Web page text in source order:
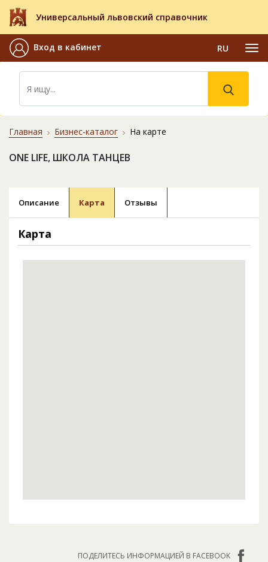
Универсальный львовский справочник
Вход в кабинет RU
Главная Бизнес-каталог На карте
ONE LIFE, ШКОЛА ТАНЦЕВ
Описание Карта Отзывы
Карта
ПОДЕЛИТЕСЬ ИНФОРМАЦИЕЙ В FACEBOOK